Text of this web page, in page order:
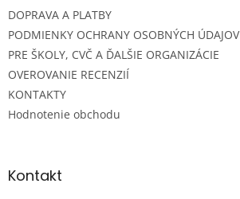
DOPRAVA A PLATBY
PODMIENKY OCHRANY OSOBNÝCH ÚDAJOV
PRE ŠKOLY, CVČ A ĎALŠIE ORGANIZÁCIE
OVEROVANIE RECENZIÍ
KONTAKTY
Hodnotenie obchodu
Kontakt